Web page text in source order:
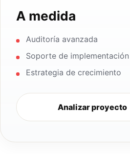
A medida
Auditoría avanzada
Soporte de implementación
Estrategia de crecimiento
Analizar proyecto